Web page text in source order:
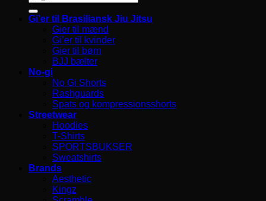
efter:
Gi’er til Brasiliansk Jiu Jitsu
Gier til mænd
Gi’er til kvinder
Gier til børn
BJJ bælter
No-gi
No Gi Shorts
Rashguards
Spats og kompressionsshorts
Streetwear
Hoodies
T-Shirts
SPORTSBUKSER
Sweatshirts
Brands
Aesthetic
Kingz